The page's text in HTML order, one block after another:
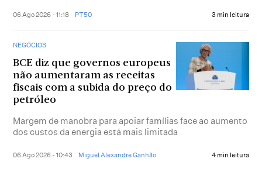
06 Ago 2026 - 11:18 PT50 3 min leitura
NEGÓCIOS
BCE diz que governos europeus
não aumentaram as receitas
fiscais com a subida do preço do
petróleo
Margem de manobra para apoiar famílias face ao aumento
dos custos da energia está mais limitada
06 Ago 2026 - 10:43 Miguel Alexandre Ganhão 4 min leitura